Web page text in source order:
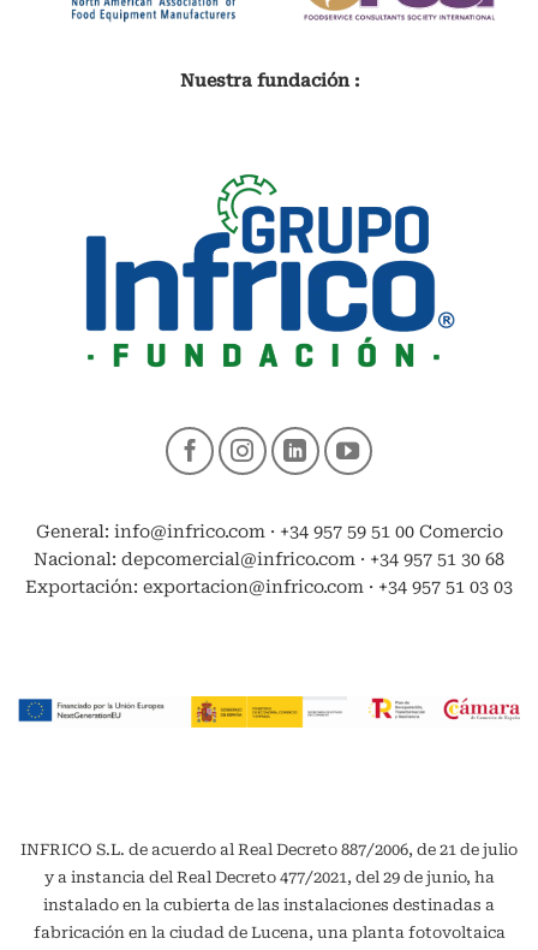
Nuestra fundación :
General: info@infrico.com · +34 957 59 51 00 Comercio
Nacional: depcomercial@infrico.com · +34 957 51 30 68
Exportación: exportacion@infrico.com · +34 957 51 03 03
INFRICO S.L. de acuerdo al Real Decreto 887/2006, de 21 de julio
y a instancia del Real Decreto 477/2021, del 29 de junio, ha
instalado en la cubierta de las instalaciones destinadas a
fabricación en la ciudad de Lucena, una planta fotovoltaica